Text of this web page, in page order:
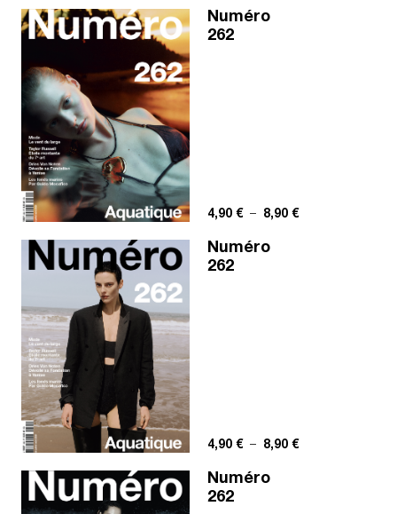
Numéro
262
4,90 € – 8,90 €Plage de prix :
Numéro
262
4,90 € – 8,90 €Plage de prix :
Numéro
262